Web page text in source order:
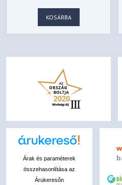
KOSÁRBA
Árak és paraméterek
összehasonlítása az
Árukeresőn